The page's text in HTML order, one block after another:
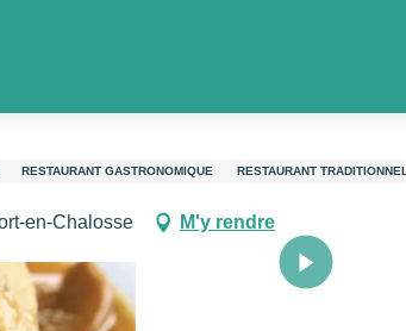
RESTAURANT GASTRONOMIQUE RESTAURANT TRADITIONNEL
en-Chalosse M'y rendre